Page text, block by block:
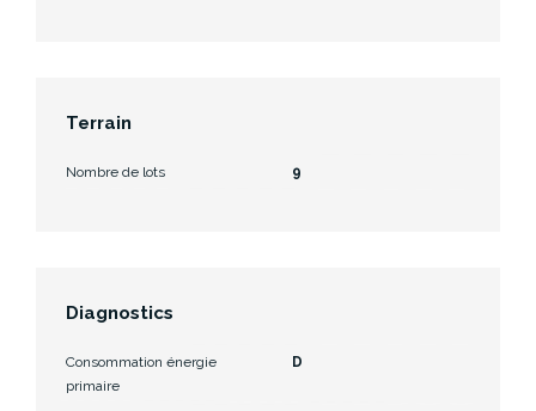
Terrain
Nombre de lots 9
Diagnostics
Consommation énergie
primaire
D